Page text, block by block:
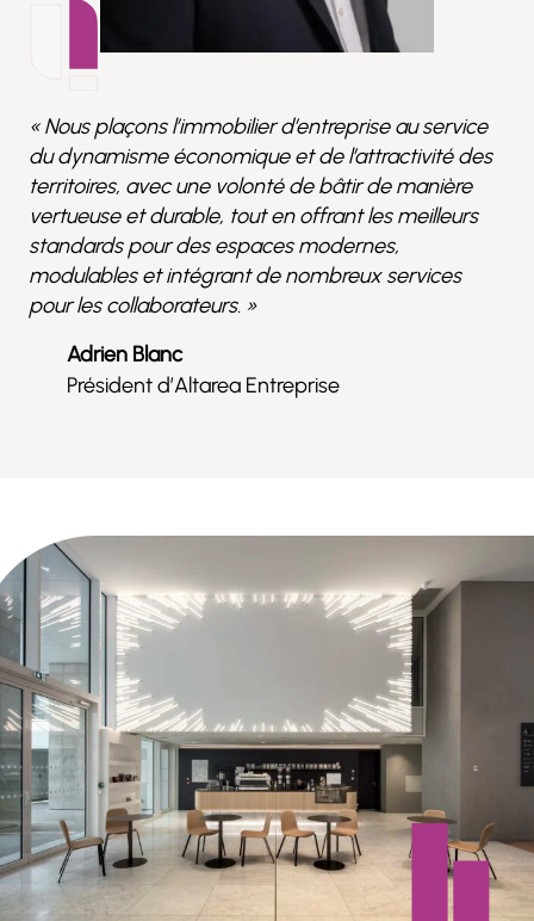
« Nous plaçons l’immobilier d’entreprise au service
du dynamisme économique et de l’attractivité des
territoires, avec une volonté de bâtir de manière
vertueuse et durable, tout en offrant les meilleurs
standards pour des espaces modernes,
modulables et intégrant de nombreux services
pour les collaborateurs. »
Adrien Blanc
Président d’Altarea Entreprise